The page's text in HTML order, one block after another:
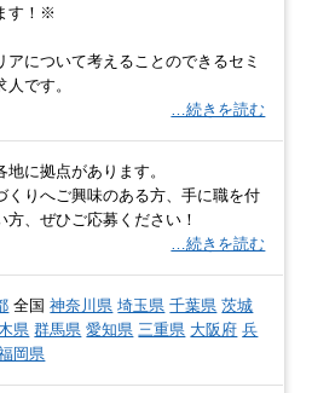
す！※
アについて考えることのできるセミ
人です。
…続きを読む
地に拠点があります。
くりへご興味のある方、手に職を付
方、ぜひご応募ください！
…続きを読む
全国神奈川県 埼玉県 千葉県 茨城
県 群馬県 愛知県 三重県 大阪府 兵
岡県